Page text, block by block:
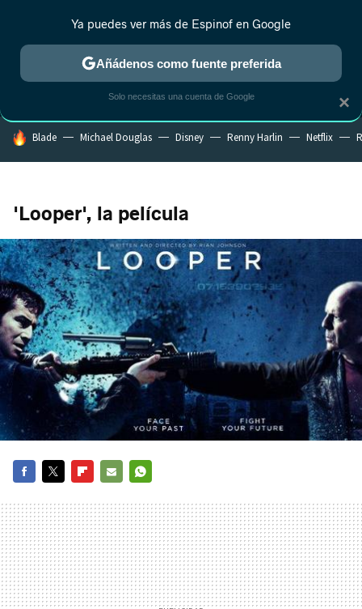
MENÚ NUEVO
ESTRENOS REALITY ANIME RANKINGS CINE
HOY SE HABLA DE
Blade Michael Douglas Disney Renny Harlin Netflix
'Looper', la película
MAIL
×
Ya puedes ver más de Espinof en Google
Añádenos como fuente preferida
Solo necesitas una cuenta de Google